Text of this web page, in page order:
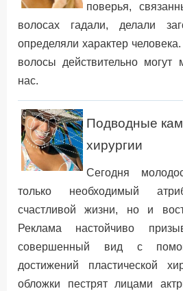
поверья,
волосах гадали, делали
определяли характер
волосы действительно могут
нас.
Подводные
хирургии
Сегодня
только необходимый
счастливой жизни, но и
Реклама настойчиво
совершенный вид с
достижений пластической
обложки пестрят лицами